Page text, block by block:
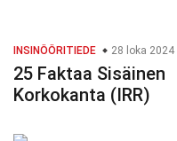
INSINÖÖRITIEDE 28 loka 2024
25 Faktaa Sisäinen
Korkokanta (IRR)